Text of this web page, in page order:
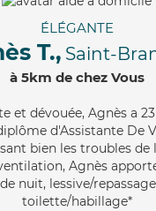
ÉLÉGANTE
T., Saint-
à 5km de chez Vous
et dévouée, Agnès a
d'Assistante De
bien les troubles
Agnès
nuit, lessive/
toilette/habillage*